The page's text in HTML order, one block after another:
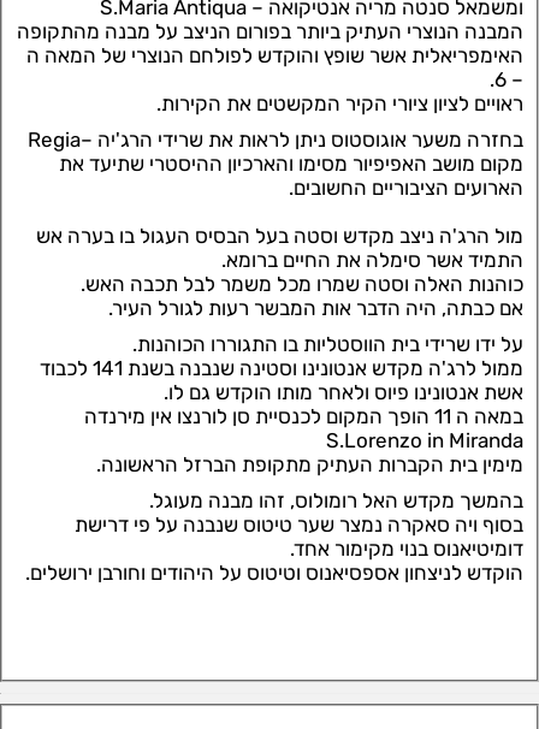
ומשמאל סנטה מריה אנטיקואה – S.Maria Antiqua
המבנה הנוצרי העתיק ביותר בפורום הניצב על מבנה מהתקופה
האימפריאלית אשר שופץ והוקדש לפולחם הנוצרי של המאה ה
– 6.
ראויים לציון ציורי הקיר המקשטים את הקירות.
בחזרה משער אוגוסטוס ניתן לראות את שרידי הרג'יה –Regia
מקום מושב האפיפיור מסימו והארכיון ההיסטרי שתיעד את
הארועים הציבוריים החשובים.
מול הרג'ה ניצב מקדש וסטה בעל הבסיס העגול בו בערה אש
התמיד אשר סימלה את החיים ברומא.
כוהנות האלה וסטה שמרו מכל משמר לבל תכבה האש.
אם כבתה, היה הדבר אות המבשר רעות לגורל העיר.
על ידו שרידי בית הווסטליות בו התגוררו הכוהנות.
ממול לרג'ה מקדש אנטונינו וסטינה שנבנה בשנת 141 לכבוד
אשת אנטונינו פיוס ולאחר מותו הוקדש גם לו.
במאה ה 11 הופך המקום לכנסיית סן לורנצו אין מירנדה
S.Lorenzo in Miranda
מימין בית הקברות העתיק מתקופת הברזל הראשונה.
בהמשך מקדש האל רומולוס, זהו מבנה מעוגל.
בסוף ויה סאקרה נמצר שער טיטוס שנבנה על פי דרישת
דומיטיאנוס בנוי מקימור אחד.
הוקדש לניצחון אספסיאנוס וטיטוס על היהודים וחורבן ירושלים.